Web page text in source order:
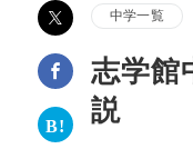
中学一覧
志学館
説